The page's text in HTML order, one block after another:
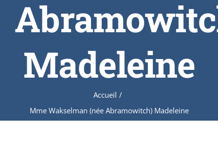
Madeleine
Accueil /
Mme Wakselman (née Abramowitch) Madeleine